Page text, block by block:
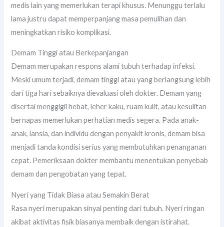
medis lain yang memerlukan terapi khusus. Menunggu terlalu
lama justru dapat memperpanjang masa pemulihan dan
meningkatkan risiko komplikasi.
Demam Tinggi atau Berkepanjangan
Demam merupakan respons alami tubuh terhadap infeksi.
Meski umum terjadi, demam tinggi atau yang berlangsung lebih
dari tiga hari sebaiknya dievaluasi oleh dokter. Demam yang
disertai menggigil hebat, leher kaku, ruam kulit, atau kesulitan
bernapas memerlukan perhatian medis segera. Pada anak-
anak, lansia, dan individu dengan penyakit kronis, demam bisa
menjadi tanda kondisi serius yang membutuhkan penanganan
cepat. Pemeriksaan dokter membantu menentukan penyebab
demam dan pengobatan yang tepat.
Nyeri yang Tidak Biasa atau Semakin Berat
Rasa nyeri merupakan sinyal penting dari tubuh. Nyeri ringan
akibat aktivitas fisik biasanya membaik dengan istirahat.